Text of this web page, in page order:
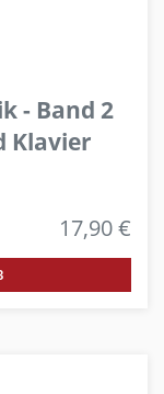
- Band 2
Klavier
17,90 €